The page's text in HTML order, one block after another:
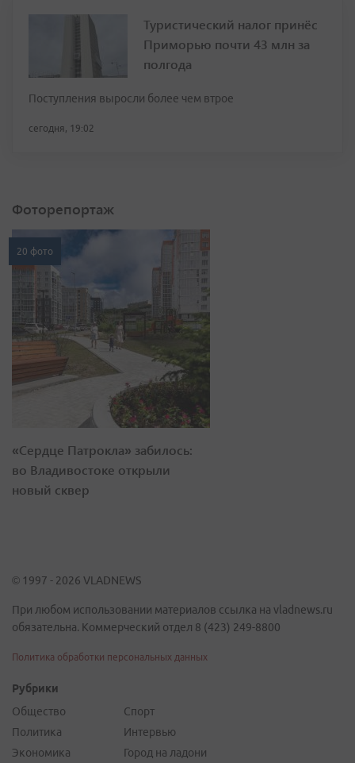
Туристический налог принёс
Приморью почти 43 млн за
полгода
Поступления выросли более чем втрое
сегодня, 19:02
Фоторепортаж
20 фото
«Сердце Патрокла» забилось:
во Владивостоке открыли
новый сквер
© 1997 - 2026 VLADNEWS
При любом использовании материалов ссылка на vladnews.ru
обязательна. Коммерческий отдел 8 (423) 249-8800
Политика обработки персональных данных
Рубрики
Общество
Политика
Экономика
Спорт
Интервью
Город на ладони